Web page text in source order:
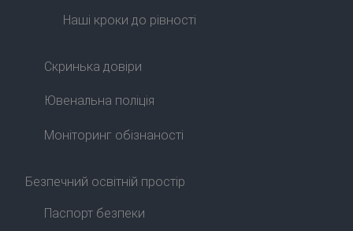
Наші кроки до рівності
Скринька довіри
Ювенальна поліція
Моніторинг обізнаності
Безпечний освітній простір
Паспорт безпеки